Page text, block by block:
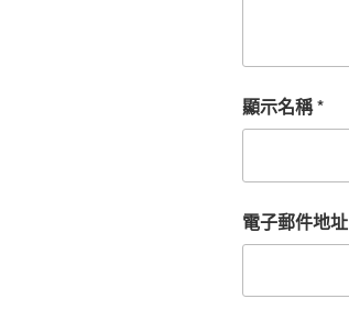
顯示名稱*
電子郵件地址